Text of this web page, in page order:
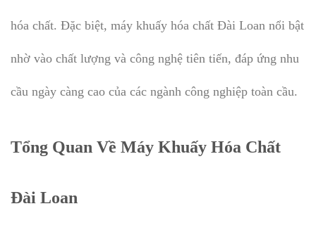
hóa chất. Đặc biệt, máy khuấy hóa chất Đài Loan nổi bật
nhờ vào chất lượng và công nghệ tiên tiến, đáp ứng nhu
cầu ngày càng cao của các ngành công nghiệp toàn cầu.
Tổng Quan Về Máy Khuấy Hóa Chất
Đài Loan